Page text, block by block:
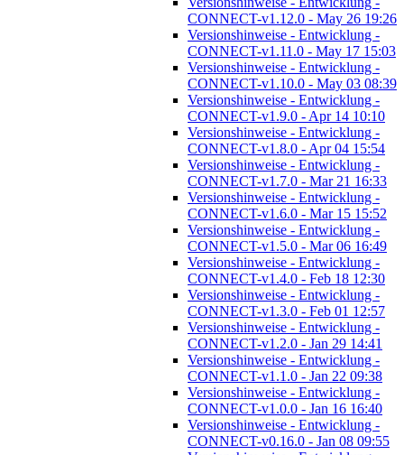
CONNECT-v1.12.0 - May 26 19:26
Versionshinweise - Entwicklung -
CONNECT-v1.11.0 - May 17 15:03
Versionshinweise - Entwicklung -
CONNECT-v1.10.0 - May 03 08:39
Versionshinweise - Entwicklung -
CONNECT-v1.9.0 - Apr 14 10:10
Versionshinweise - Entwicklung -
CONNECT-v1.8.0 - Apr 04 15:54
Versionshinweise - Entwicklung -
CONNECT-v1.7.0 - Mar 21 16:33
Versionshinweise - Entwicklung -
CONNECT-v1.6.0 - Mar 15 15:52
Versionshinweise - Entwicklung -
CONNECT-v1.5.0 - Mar 06 16:49
Versionshinweise - Entwicklung -
CONNECT-v1.4.0 - Feb 18 12:30
Versionshinweise - Entwicklung -
CONNECT-v1.3.0 - Feb 01 12:57
Versionshinweise - Entwicklung -
CONNECT-v1.2.0 - Jan 29 14:41
Versionshinweise - Entwicklung -
CONNECT-v1.1.0 - Jan 22 09:38
Versionshinweise - Entwicklung -
CONNECT-v1.0.0 - Jan 16 16:40
Versionshinweise - Entwicklung -
CONNECT-v0.16.0 - Jan 08 09:55